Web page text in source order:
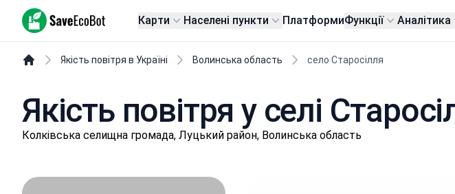
SaveEcoBot Карти Населені пункти ПлатформиФункції Аналітика
Якість повітря в Україні Волинська область село Старосілля
Якість повітря у селі
Кoлківськa селищнa громада, Луцький район, Волинська область